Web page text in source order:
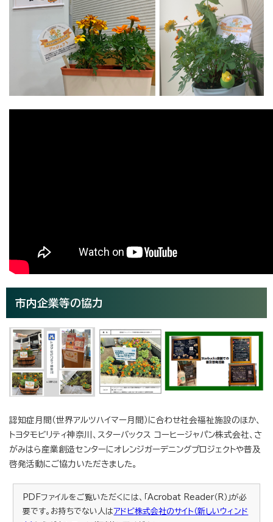
市内企業等の協力
認知症月間（世界アルツハイマー月間）に合わせ社会福祉施設のほか、
トヨタモビリティ神奈川、スターバックス コーヒージャパン株式会社、さ
がみはら産業創造センターにオレンジガーデニングプロジェクトや普及
啓発活動にご協力いただきました。
PDFファイルをご覧いただくには、「Acrobat Reader（R）」が必
要です。お持ちでない人は アドビ株式会社のサイト（新しいウィンド